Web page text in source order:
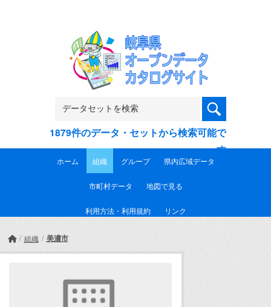
1879件のデータ・セットから検索可能で
す
ホーム 組織 グループ 県内広域データ
市町村データ 地図で見る
利用方法・利用規約 リンク
組織 美濃市